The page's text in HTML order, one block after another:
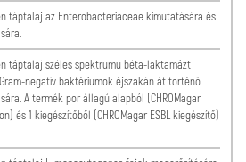
táptalaj az Enterobacteriaceae kimutatására és
táptalaj széles spektrumú béta-laktamázt
negatív baktériumok éjszakán át történő
A termék por állagú alapból (CHROMagar
és 1 kiegészítőből (CHROMagar ESBL kiegészítő)